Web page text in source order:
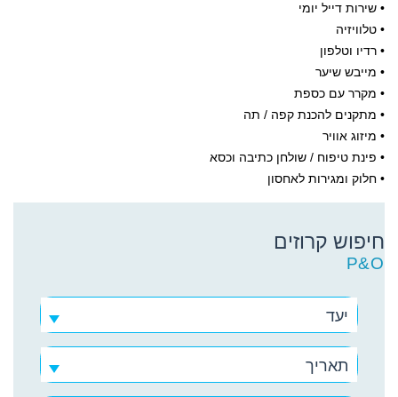
• שירות דייל יומי
• טלוויזיה
• רדיו וטלפון
• מייבש שיער
• מקרר עם כספת
• מתקנים להכנת קפה / תה
• מיזוג אוויר
• פינת טיפוח / שולחן כתיבה וכסא
• חלוק ומגירות לאחסון
חיפוש קרוזים
P&O
יעד
תאריך